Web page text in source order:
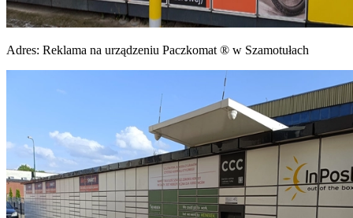
Adres: Reklama na urządzeniu Paczkomat ® w Szamotułach